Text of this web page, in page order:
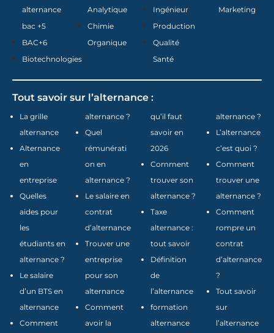
alternance
bac +5
BAC+6
Biotechnologies
Analytique
Chimie
Organique
Ingénieur
Production
Qualité
Santé
Marketing
Tout savoir sur l’alternance :
La grille
alternance
Alternance
en
entreprise
Quelles
aides pour
les
étudiants en
alternance ?
Le salaire
d’un BTS en
alternance
Comment
alternance ?
Quel
rémunérati
on en
alternance ?
Le salaire en
contrat
d’alternance
Trouver une
entreprise
pour son
alternance
Comment
avoir la
qu’il faut
savoir en
2026
Comment
trouver son
alternance ?
Taxe
alternance :
tout savoir
Définition
de
l’alternance
formation
alternance
alternance ?
L’alternance
c’est quoi ?
Comment
trouver une
alternance ?
Comment
rompre un
contrat
d’alternance
?
Tout savoir
sur
l’alternance